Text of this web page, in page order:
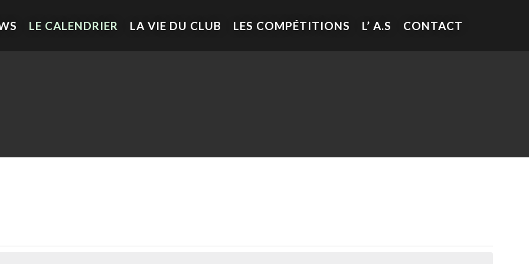
LE CALENDRIER LA VIE DU CLUB LES COMPÉTITIONS L’ A.S CONTACT